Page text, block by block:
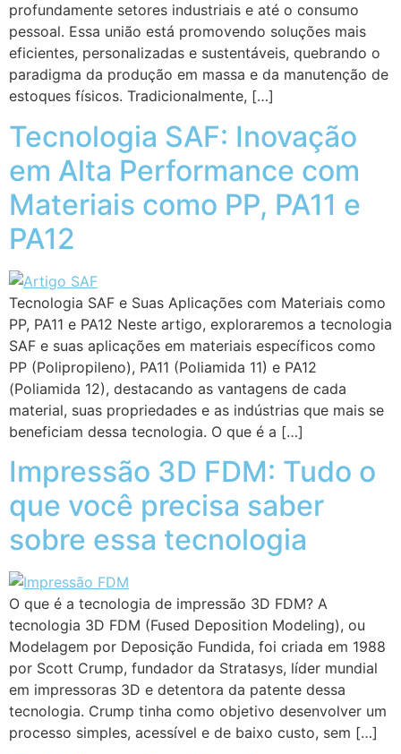
profundamente setores industriais e até o consumo
pessoal. Essa união está promovendo soluções mais
eficientes, personalizadas e sustentáveis, quebrando o
paradigma da produção em massa e da manutenção de
estoques físicos. Tradicionalmente, […]
Tecnologia SAF: Inovação
em Alta Performance com
Materiais como PP, PA11 e
PA12
Tecnologia SAF e Suas Aplicações com Materiais como
PP, PA11 e PA12 Neste artigo, exploraremos a tecnologia
SAF e suas aplicações em materiais específicos como
PP (Polipropileno), PA11 (Poliamida 11) e PA12
(Poliamida 12), destacando as vantagens de cada
material, suas propriedades e as indústrias que mais se
beneficiam dessa tecnologia. O que é a […]
Impressão 3D FDM: Tudo o
que você precisa saber
sobre essa tecnologia
O que é a tecnologia de impressão 3D FDM? A
tecnologia 3D FDM (Fused Deposition Modeling), ou
Modelagem por Deposição Fundida, foi criada em 1988
por Scott Crump, fundador da Stratasys, líder mundial
em impressoras 3D e detentora da patente dessa
tecnologia. Crump tinha como objetivo desenvolver um
processo simples, acessível e de baixo custo, sem […]